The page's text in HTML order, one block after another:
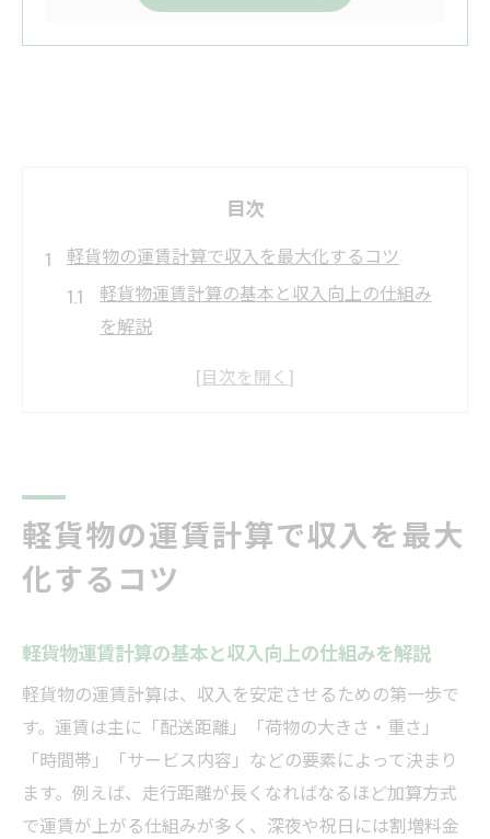
目次
軽貨物の運賃計算で収入を最大化するコツ
軽貨物運賃計算の基本と収入向上の仕組み
を解説
ト
軽貨物の運賃設定で差が付く実践的な工夫
運賃料金表の作成に役立つ軽貨物ノウハウ
軽貨物の運賃料金表作成に必要な基礎知識
軽貨物運賃料金表の書き方とテンプレート
活用法
軽貨物運賃料金表pdfで簡単に管理するメリ
ット
軽貨物の運賃計算で収入を最大
化するコツ
軽貨物運賃計算の基本と収入向上の仕組みを解説
軽貨物の運賃計算は、収入を安定させるための第一歩で
す。運賃は主に「配送距離」「荷物の大きさ・重さ」
「時間帯」「サービス内容」などの要素によって決まり
ます。例えば、走行距離が長くなればなるほど加算方式
で運賃が上がる仕組みが多く、深夜や祝日には割増料金